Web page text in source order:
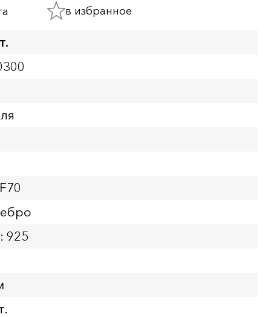
в избранное
925